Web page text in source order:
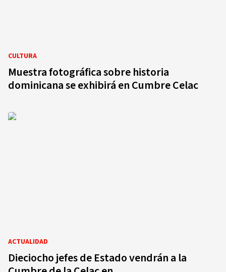
CULTURA
Muestra fotográfica sobre historia
dominicana se exhibirá en Cumbre Celac
ACTUALIDAD
Dieciocho jefes de Estado vendrán a la